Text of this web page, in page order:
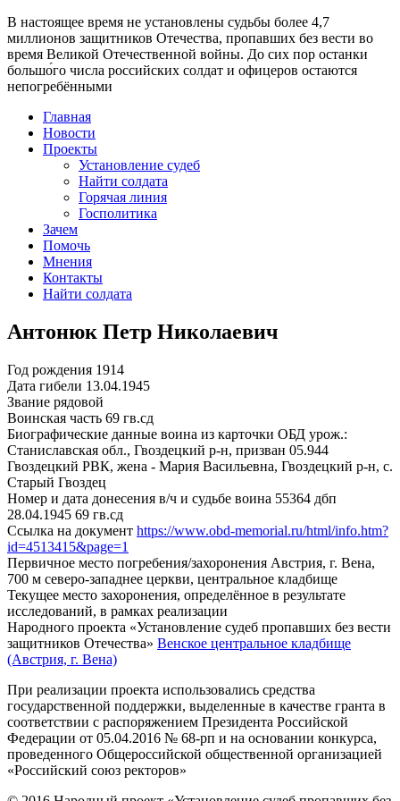
В настоящее время не установлены судьбы более 4,7
миллионов защитников Отечества, пропавших без вести во
время Великой Отечественной войны. До сих пор останки
большо́го числа российских солдат и офицеров остаются
непогребёнными
Главная
Новости
Проекты
Установление судеб
Найти солдата
Горячая линия
Госполитика
Зачем
Помочь
Мнения
Контакты
Найти солдата
Антонюк Петр Николаевич
Год рождения 1914
Дата гибели 13.04.1945
Звание рядовой
Воинская часть 69 гв.сд
Биографические данные воина из карточки ОБД урож.:
Станиславская обл., Гвоздецкий р-н, призван 05.944
Гвоздецкий РВК, жена - Мария Васильевна, Гвоздецкий р-н, с.
Старый Гвоздец
Номер и дата донесения в/ч и судьбе воина 55364 дбп
28.04.1945 69 гв.сд
Ссылка на документ https://www.obd-memorial.ru/html/info.htm?
id=4513415&page=1
Первичное место погребения/захоронения Австрия, г. Вена,
700 м северо-западнее церкви, центральное кладбище
Текущее место захоронения, определённое в результате
исследований, в рамках реализации
Народного проекта «Установление судеб пропавших без вести
защитников Отечества» Венское центральное кладбище
(Австрия, г. Вена)
При реализации проекта использовались средства
государственной поддержки, выделенные в качестве гранта в
соответствии с распоряжением Президента Российской
Федерации от 05.04.2016 № 68-рп и на основании конкурса,
проведенного Общероссийской общественной организацией
«Российский союз ректоров»